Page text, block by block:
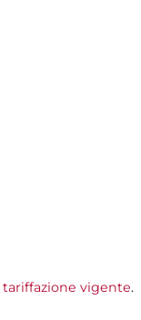
tariffazione vigente.